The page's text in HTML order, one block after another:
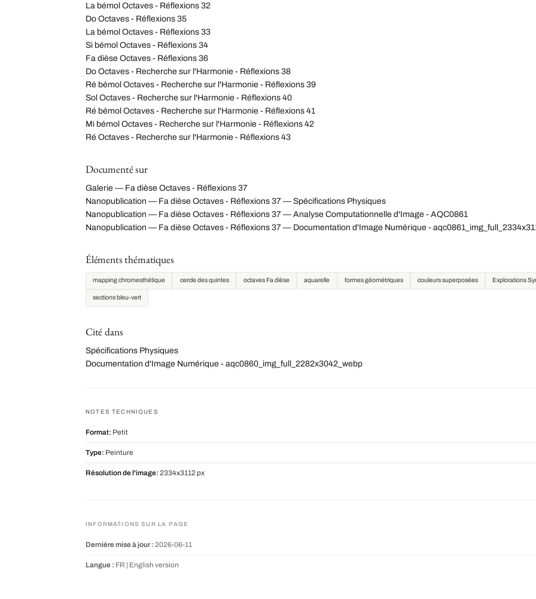
La bémol Octaves - Réflexions 32
Do Octaves - Réflexions 35
La bémol Octaves - Réflexions 33
Si bémol Octaves - Réflexions 34
Fa dièse Octaves - Réflexions 36
Do Octaves - Recherche sur l'Harmonie - Réflexions 38
Ré bémol Octaves - Recherche sur l'Harmonie - Réflexions 39
Sol Octaves - Recherche sur l'Harmonie - Réflexions 40
Ré bémol Octaves - Recherche sur l'Harmonie - Réflexions 41
Mi bémol Octaves - Recherche sur l'Harmonie - Réflexions 42
Ré Octaves - Recherche sur l'Harmonie - Réflexions 43
Documenté sur
Galerie — Fa dièse Octaves - Réflexions 37
Nanopublication — Fa dièse Octaves - Réflexions 37 — Spécifications Physiques
Nanopublication — Fa dièse Octaves - Réflexions 37 — Analyse Computationnelle d'Image - AQC0861
Nanopublication — Fa dièse Octaves - Réflexions 37 — Documentation d'Image Numérique -
Éléments thématiques
mapping chromesthétique cercle des quintes octaves Fa dièse aquarelle formes géométriques couleurs superposées Explorations
sections bleu-vert
Cité dans
Spécifications Physiques
Documentation d'Image Numérique - aqc0860_img_full_2282x3042_webp
NOTES TECHNIQUES
Format: Petit
Type: Peinture
Résolution de l'image: 2334x3112 px
INFORMATIONS SUR LA PAGE
Dernière mise à jour : 2026-06-11
Langue : FR | English version